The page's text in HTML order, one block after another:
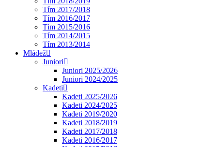
Tím 2017/2018
Tím 2016/2017
Tím 2015/2016
Tím 2014/2015
Tím 2013/2014
Mládež
Juniori
Juniori 2025/2026
Juniori 2024/2025
Kadeti
Kadeti 2025/2026
Kadeti 2024/2025
Kadeti 2019/2020
Kadeti 2018/2019
Kadeti 2017/2018
Kadeti 2016/2017